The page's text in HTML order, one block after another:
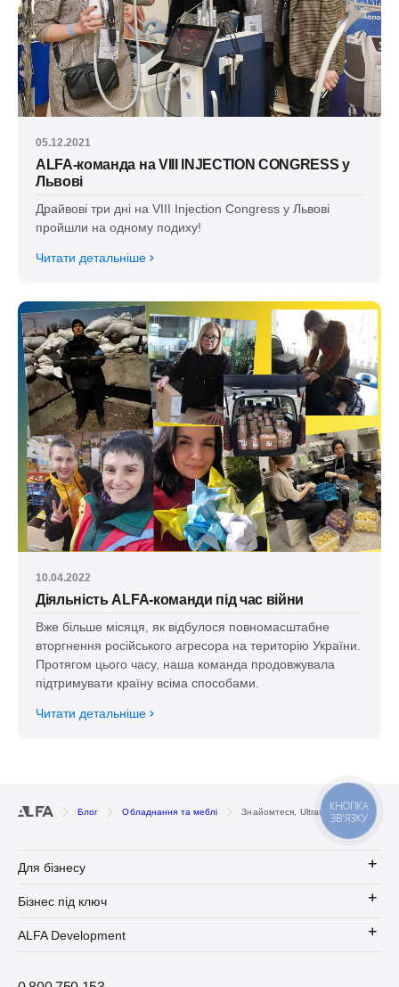
05.12.2021
ALFA-команда на VIIІ INJECTION CONGRESS у
Львові
Драйвові три дні на VIIІ Injection Congress у Львові
пройшли на одному подиху!
Читати детальніше
10.04.2022
Діяльність ALFA-команди під час війни
Вже більше місяця, як відбулося повномасштабне
вторгнення російського агресора на територію України.
Протягом цього часу, наша команда продовжувала
підтримувати країну всіма способами.
Читати детальніше
Блог Обладнання та меблі Знайомтеся, Ultraskin Tightan
Для бізнесу
Бізнес під ключ
ALFA Development
КНОПКА
ЗВ'ЯЗКУ